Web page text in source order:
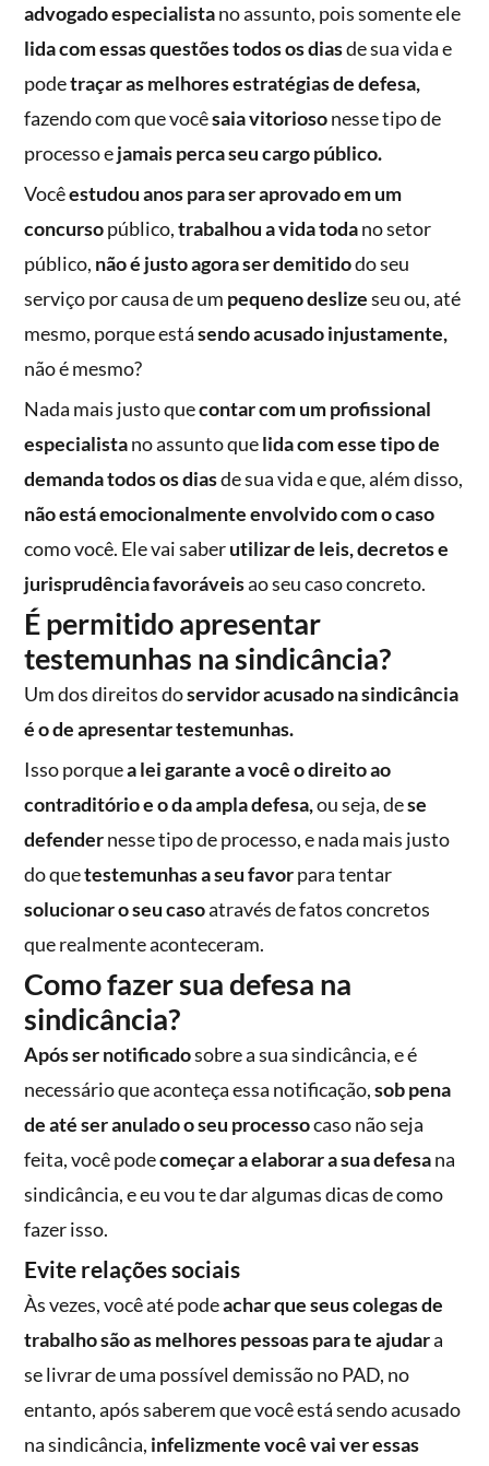
advogado especialistano assunto, pois somente ele
lida com essas questões todos os diasde sua vida e
podetraçar as melhores estratégias de defesa,
fazendo com que vocêsaia vitoriosonesse tipo de
processo ejamais perca seu cargo público.
Vocêestudou anos para ser aprovado em um
concursopúblico,trabalhou a vida todano setor
público, não é justo agora ser demitidodo seu
serviço por causa de um pequeno deslizeseu ou, até
mesmo, porque estásendo acusado injustamente,
não é mesmo?
Nada mais justo quecontar com um profissional
especialistano assunto quelida com esse tipo de
demanda todos os diasde sua vida e que, além disso,
não está emocionalmente envolvido com o caso
como você. Ele vai saberutilizar de leis, decretos e
jurisprudência favoráveisao seu caso concreto.
É permitido apresentar
testemunhas na sindicância?
Um dos direitos doservidor acusado na sindicância
é o de apresentar testemunhas.
Isso porquea lei garante a você o direito ao
contraditório e o da ampla defesa,ou seja, dese
defendernesse tipo de processo, e nada mais justo
do quetestemunhas a seu favorpara tentar
solucionar o seu casoatravés de fatos concretos
que realmente aconteceram.
Como fazer sua defesa na
sindicância?
Após ser notificadosobre a sua sindicância, e é
necessário que aconteça essa notificação,sob pena
de até ser anulado o seu processocaso não seja
feita, você podecomeçar a elaborar a sua defesana
sindicância, e eu vou te dar algumas dicas de como
fazer isso.
Evite relações sociais
Às vezes, você até podeachar que seus colegas de
trabalho são as melhores pessoas para te ajudara
se livrar de uma possível demissão no PAD, no
entanto, após saberem que você está sendo acusado
na sindicância, infelizmente você vai ver essas